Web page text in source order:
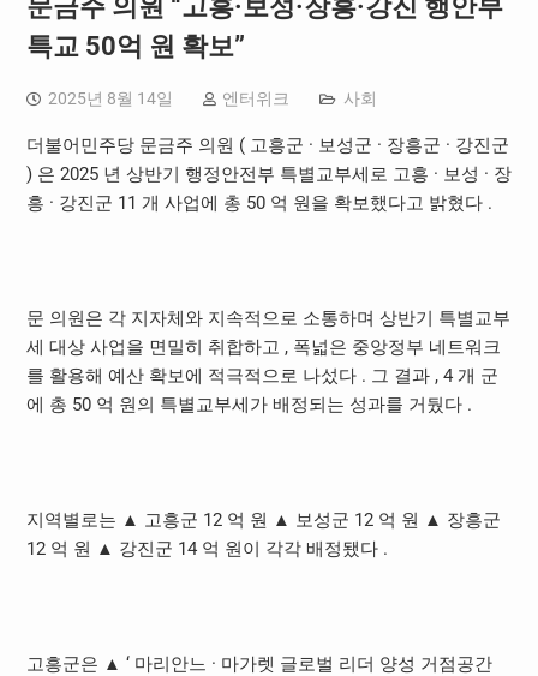
문금주 의원 “고흥·보성·장흥·강진 행안부
특교 50억 원 확보”
2025년 8월 14일 엔터위크 사회
더불어민주당 문금주 의원 ( 고흥군 · 보성군 · 장흥군 · 강진군
) 은 2025 년 상반기 행정안전부 특별교부세로 고흥 · 보성 · 장
흥 · 강진군 11 개 사업에 총 50 억 원을 확보했다고 밝혔다 .
문 의원은 각 지자체와 지속적으로 소통하며 상반기 특별교부
세 대상 사업을 면밀히 취합하고 , 폭넓은 중앙정부 네트워크
를 활용해 예산 확보에 적극적으로 나섰다 . 그 결과 , 4 개 군
에 총 50 억 원의 특별교부세가 배정되는 성과를 거뒀다 .
지역별로는 ▲ 고흥군 12 억 원 ▲ 보성군 12 억 원 ▲ 장흥군
12 억 원 ▲ 강진군 14 억 원이 각각 배정됐다 .
고흥군은 ▲ ‘ 마리안느 · 마가렛 글로벌 리더 양성 거점공간